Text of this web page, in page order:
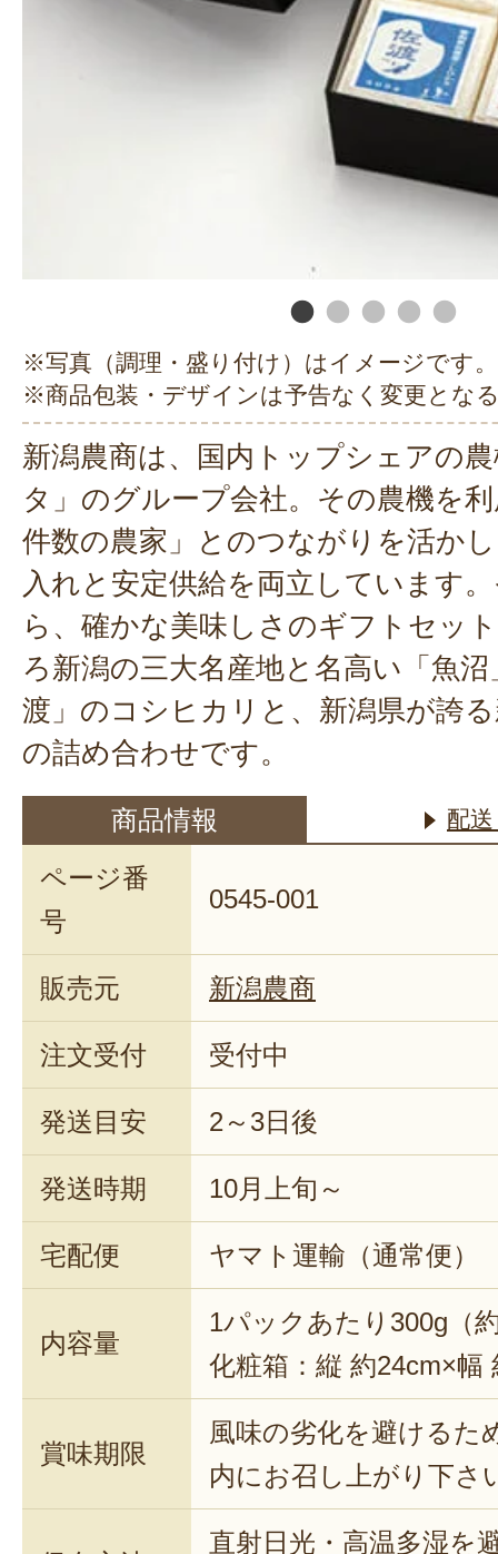
※写真（調理・盛り付け）はイメージです。
※商品包装・デザインは予告なく変更とな
新潟農商は、国内トップシェアの
タ」のグループ会社。その農機を
件数の農家」とのつながりを活か
入れと安定供給を両立しています
ら、確かな美味しさのギフトセッ
ろ新潟の三大名産地と名高い「魚
渡」のコシヒカリと、新潟県が誇
の詰め合わせです。
商品情報 配
ページ番
号
0545-001
販売元 新潟農商
注文受付 受付中
発送目安 2～3日後
発送時期 10月上旬～
宅配便 ヤマト運輸（通常便）
内容量
1パックあたり300g（
化粧箱：縦 約24cm×幅
賞味期限
風味の劣化を避けるた
内にお召し上がり下さ
直射日光・高温多湿を